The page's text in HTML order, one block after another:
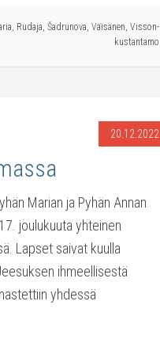
, Rudaja, Šadrunova, Väisänen, Visson-
kustantamo
20.12.2022
Marian ja Pyhän Annan
joulukuuta yhteinen
Lapset saivat kuulla
ihmeellisestä
yhdessä